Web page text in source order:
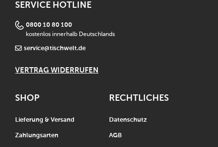
SERVICE HOTLINE
0800 10 80 100
kostenlos innerhalb Deutschlands
service@tischwelt.de
VERTRAG WIDERRUFEN
SHOP
Lieferung & Versand
Zahlungsarten
RECHTLICHES
Datenschutz
AGB